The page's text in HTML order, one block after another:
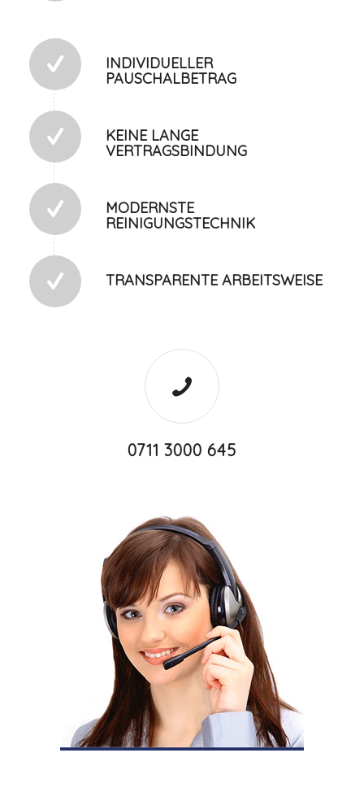
INDIVIDUELLER
PAUSCHALBETRAG
KEINE LANGE
VERTRAGSBINDUNG
MODERNSTE
REINIGUNGSTECHNIK
TRANSPARENTE ARBEITSWEISE
0711 3000 645